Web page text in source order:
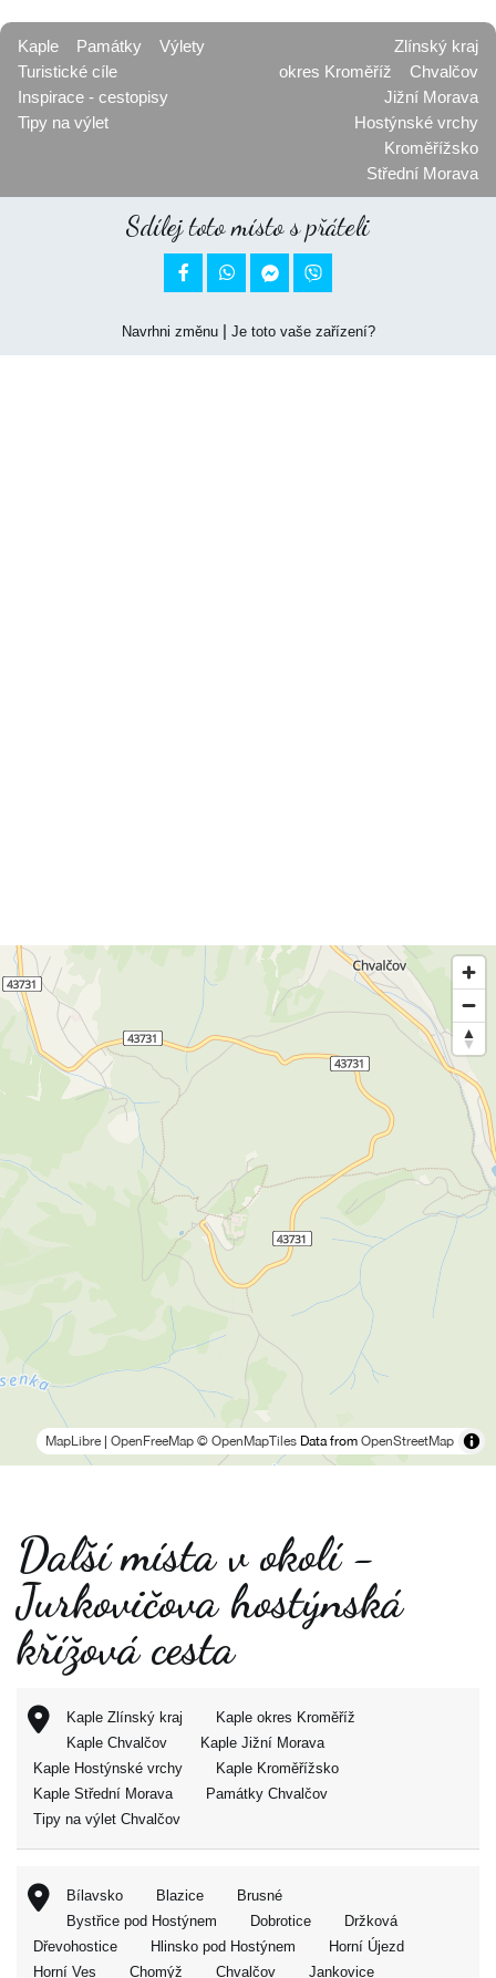
Kaple Památky
Výlety
Turistické cíle
Inspirace - cestopisy
Tipy na výlet
Zlínský kraj
okres Kroměříž
Chvalčov
Jižní Morava
Hostýnské vrchy
Kroměřížsko
Střední Morava
Sdílej toto místo s přáteli
 
Navrhni změnu| Je toto vaše zařízení?
MapLibre OpenFreeMap © OpenMapTiles Data from OpenStreetMap
Další místa v okolí -
Jurkovičova hostýnská
křížová cesta
Kaple Zlínský kraj
Kaple okres Kroměříž
Kaple Chvalčov
Kaple Jižní Morava
Kaple Hostýnské vrchy
Kaple Kroměřížsko
Kaple Střední Morava
Památky Chvalčov
Tipy na výlet Chvalčov
Bílavsko Blazice
Brusné
Bystřice pod Hostýnem
Dobrotice
Držková
Dřevohostice
Hlinsko pod Hostýnem
Horní Újezd
Horní Ves
Chomýž Chvalčov Jankovice